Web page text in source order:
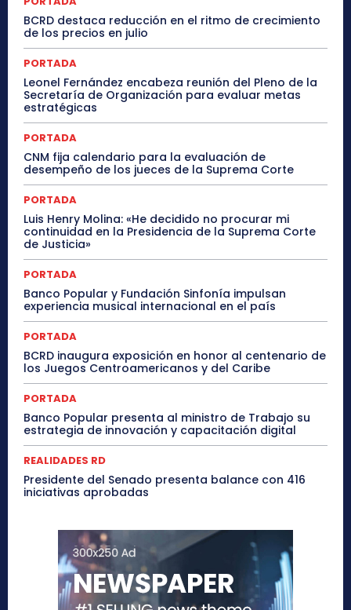
BCRD destaca reducción en el ritmo de crecimiento
de los precios en julio
PORTADA
Leonel Fernández encabeza reunión del Pleno de la
Secretaría de Organización para evaluar metas
estratégicas
PORTADA
CNM fija calendario para la evaluación de
desempeño de los jueces de la Suprema Corte
PORTADA
Luis Henry Molina: «He decidido no procurar mi
continuidad en la Presidencia de la Suprema Corte
de Justicia»
PORTADA
Banco Popular y Fundación Sinfonía impulsan
experiencia musical internacional en el país
PORTADA
BCRD inaugura exposición en honor al centenario de
los Juegos Centroamericanos y del Caribe
PORTADA
Banco Popular presenta al ministro de Trabajo su
estrategia de innovación y capacitación digital
REALIDADES RD
Presidente del Senado presenta balance con 416
iniciativas aprobadas